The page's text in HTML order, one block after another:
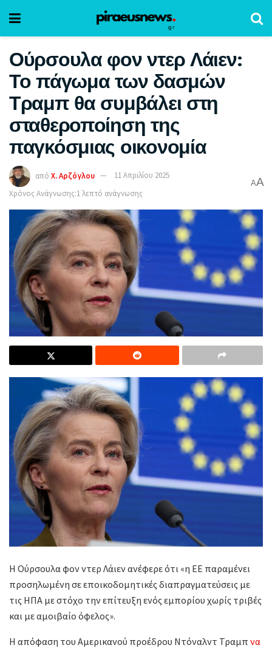
Ούρσουλα φον ντερ Λάιεν:
Το πάγωμα των δασμών
Τραμπ θα συμβάλει στη
σταθεροποίηση της
παγκόσμιας οικονομία
από Χ. Αρζόγλου
11 Απριλίου 2025
Χρόνος Ανάγνωσης:1 λεπτό ανάγνωσης
AA
Η Ούρσουλα φον ντερ Λάιεν ανέφερε ότι «η ΕΕ παραμένει
προσηλωμένη σε εποικοδομητικές διαπραγματεύσεις με
τις ΗΠΑ με στόχο την επίτευξη ενός εμπορίου χωρίς τριβές
και με αμοιβαίο όφελος».
Η απόφαση του Αμερικανού προέδρου Ντόναλντ Τραμπ να